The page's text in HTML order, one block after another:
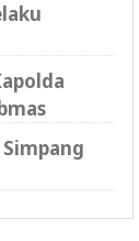
Simpang